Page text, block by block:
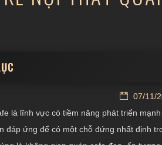
sắp xếp không gian một cách khoa học
nhấn trong việc trang trí quán cafe
07/11/
là lĩnh vực có tiềm năng phát triển
đáp ứng để có một chỗ đứng nhất định